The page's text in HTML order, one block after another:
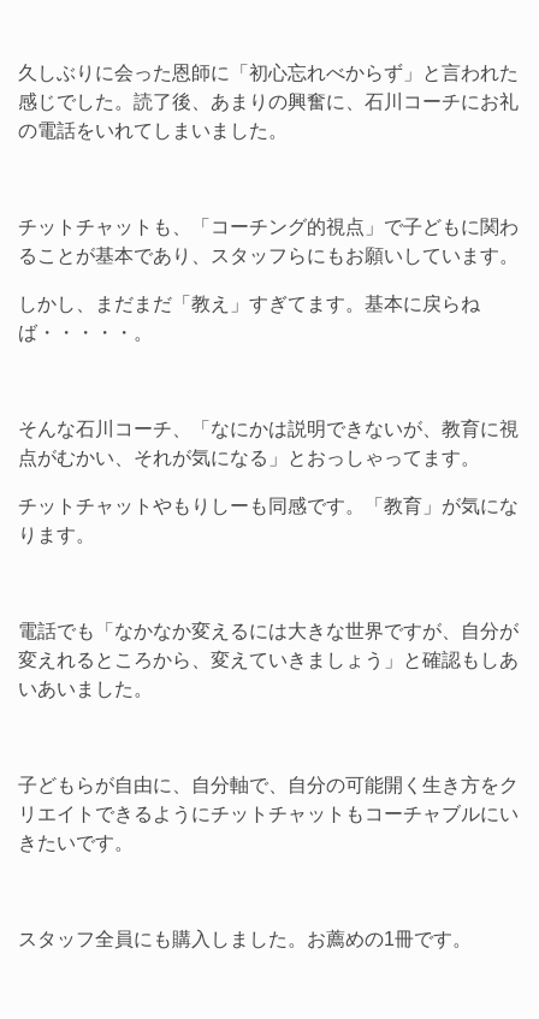
久しぶりに会った恩師に「初心忘れべからず」と言われた
感じでした。読了後、あまりの興奮に、石川コーチにお礼
の電話をいれてしまいました。
チットチャットも、「コーチング的視点」で子どもに関わ
ることが基本であり、スタッフらにもお願いしています。
しかし、まだまだ「教え」すぎてます。基本に戻らね
ば・・・・・。
そんな石川コーチ、「なにかは説明できないが、教育に視
点がむかい、それが気になる」とおっしゃってます。
チットチャットやもりしーも同感です。「教育」が気にな
ります。
電話でも「なかなか変えるには大きな世界ですが、自分が
変えれるところから、変えていきましょう」と確認もしあ
いあいました。
子どもらが自由に、自分軸で、自分の可能開く生き方をク
リエイトできるようにチットチャットもコーチャブルにい
きたいです。
スタッフ全員にも購入しました。お薦めの1冊です。